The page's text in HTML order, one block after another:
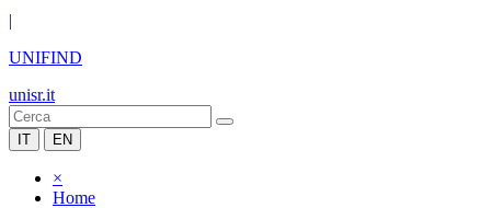
|
UNIFIND
unisr.it
IT EN
×
Home